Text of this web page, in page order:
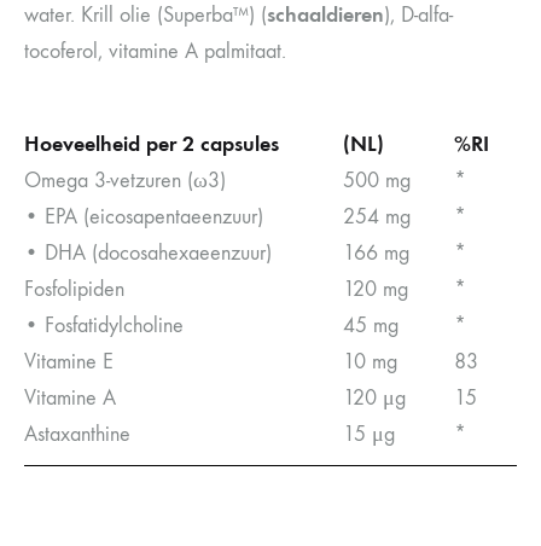
water. Krill olie (Superba™) (schaaldieren), D-alfa-
tocoferol, vitamine A palmitaat.
Hoeveelheid per 2 capsules
Omega 3-vetzuren (ω3)
• EPA (eicosapentaeenzuur)
• DHA (docosahexaeenzuur)
Fosfolipiden
• Fosfatidylcholine
Vitamine E
Vitamine A
Astaxanthine
(NL)
500 mg
254 mg
166 mg
120 mg
45 mg
10 mg
120 μg
15 μg
%RI
*
*
*
*
*
83
15
*